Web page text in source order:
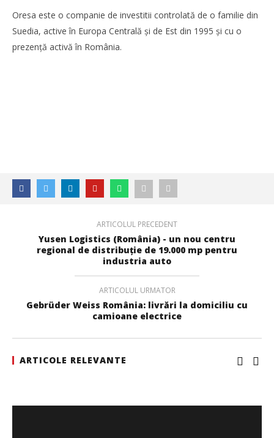
industriale și logistice din România a crescut cu 11% în
S1
Redacția
SAMEDAY a finalizat tranzacția de achiziție a Cargus
Redacția
Oresa este o companie de investitii controlată de o familie din
Suedia, active în Europa Centrală și de Est din 1995 și cu o
prezență activă în România.
ARTICOLUL PRECEDENT
Yusen Logistics (România) - un nou centru
regional de distribuție de 19.000 mp pentru
industria auto
ARTICOLUL URMATOR
Gebrüder Weiss România: livrări la domiciliu cu
camioane electrice
ARTICOLE RELEVANTE